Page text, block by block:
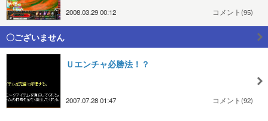
2008.03.29 00:12 コメント(95)
〇ございません
Ｕエンチャ必勝法！？
2007.07.28 01:47 コメント(92)